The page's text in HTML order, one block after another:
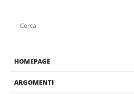
HOMEPAGE
ARGOMENTI